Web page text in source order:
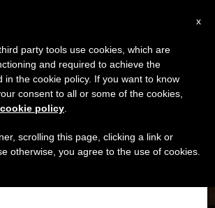
Tagged ‘niñas’
×
al 7 de agosto haremos la pausa
que en el periodo de verano
informaciones y también el
x
party tools use cookies, which are
and required to achieve the
in the cookie policy. If you want to know
consent to all or some of the cookies,
cookie policy
scrolling this page, clicking a link or
otherwise, you agree to the use of cookies.